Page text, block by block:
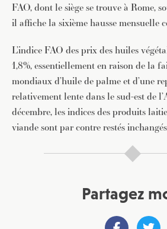
FAO, dont le siège se trouve à Rome,
il affiche la sixième hausse mensuelle
L’indice FAO des prix des huiles
1,8%, essentiellement en raison de la
mondiaux d’huile de palme et d’une
relativement lente dans le sud-est de
décembre, les indices des produits
viande sont par contre restés
Partagez